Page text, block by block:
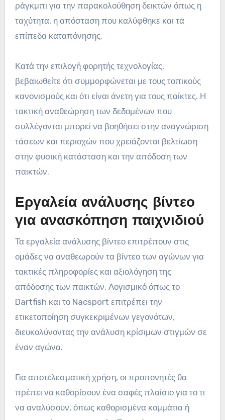
ράγκμπι για την παρακολούθηση δεικτών όπως η
ταχύτητα, η απόσταση που καλύφθηκε και τα
επίπεδα καταπόνησης.
Κατά την επιλογή φορητής τεχνολογίας,
βεβαιωθείτε ότι συμμορφώνεται με τους τοπικούς
κανονισμούς και ότι είναι άνετη για τους παίκτες. Η
τακτική αναθεώρηση των δεδομένων που
συλλέγονται μπορεί να βοηθήσει στην αναγνώριση
τάσεων και περιοχών που χρειάζονται βελτίωση
στην φυσική κατάσταση και την απόδοση των
παικτών.
Εργαλεία ανάλυσης βίντεο
για ανασκόπηση παιχνιδιού
Τα εργαλεία ανάλυσης βίντεο επιτρέπουν στις
ομάδες να αναθεωρούν τα βίντεο των αγώνων για
τακτικές πληροφορίες και αξιολόγηση της
απόδοσης των παικτών. Λογισμικό όπως το
Dartfish και το Nacsport επιτρέπει την
ετικετοποίηση συγκεκριμένων γεγονότων,
διευκολύνοντας την ανάλυση κρίσιμων στιγμών σε
έναν αγώνα.
Για αποτελεσματική χρήση, οι προπονητές θα
πρέπει να καθορίσουν ένα σαφές πλαίσιο για το τι
να αναλύσουν, όπως καθορισμένα κομμάτια ή